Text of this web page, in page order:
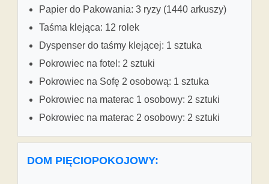
Papier do Pakowania: 3 ryzy (1440 arkuszy)
Taśma klejąca: 12 rolek
Dyspenser do taśmy klejącej: 1 sztuka
Pokrowiec na fotel: 2 sztuki
Pokrowiec na Sofę 2 osobową: 1 sztuka
Pokrowiec na materac 1 osobowy: 2 sztuki
Pokrowiec na materac 2 osobowy: 2 sztuki
DOM PIĘCIOPOKOJOWY: